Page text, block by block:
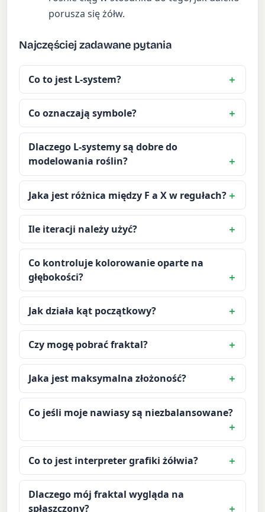
porusza się żółw.
Najczęściej zadawane pytania
Co to jest L-system?
Co oznaczają symbole?
Dlaczego L-systemy są dobre do
modelowania roślin?
Jaka jest różnica między F a X w regułach?
Ile iteracji należy użyć?
Co kontroluje kolorowanie oparte na
głębokości?
Jak działa kąt początkowy?
Czy mogę pobrać fraktal?
Jaka jest maksymalna złożoność?
Co jeśli moje nawiasy są niezbalansowane?
Co to jest interpreter grafiki żółwia?
Dlaczego mój fraktal wygląda na
spłaszczony?